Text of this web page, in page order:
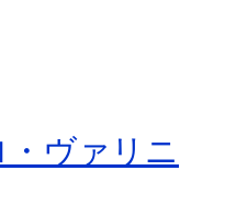
ヴァリニ